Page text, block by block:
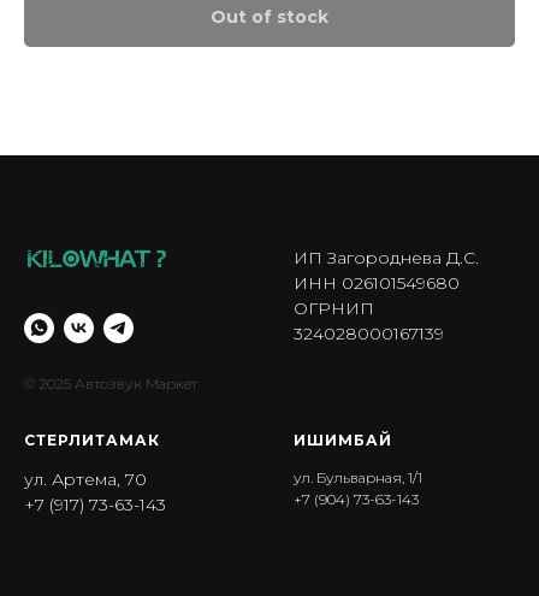
Out of stock
© 2025 Автозвук Маркет
ИП Загороднева Д.С.
ИНН 026101549680
ОГРНИП
324028000167139
СТЕРЛИТАМАК
ул. Артема, 70
+7 (917) 73-63-143
ИШИМБА Й
ул. Бульварная, 1/1
+7 (904) 73-63-143